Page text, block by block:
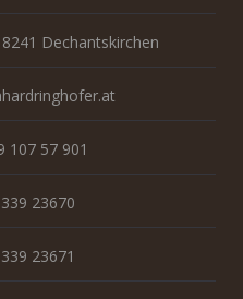
Dechantskirchen
107 57 901
23670
23671